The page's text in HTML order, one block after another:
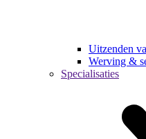
Uitzenden
Werving &
Specialisaties